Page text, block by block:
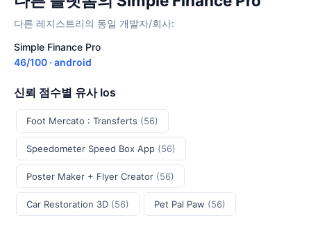
다른 레지스트리의 동일 개발자/회사:
Simple Finance Pro
46/100 · android
신뢰 점수별 유사 Ios
Foot Mercato : Transferts (56)
Speedometer Speed Box App (56)
Poster Maker + Flyer Creator (56)
Car Restoration 3D (56) Pet Pal Paw (56)